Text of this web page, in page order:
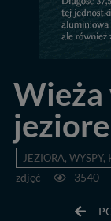
Wieża
JEZIORA, WYSPY,
zdjęć
3540